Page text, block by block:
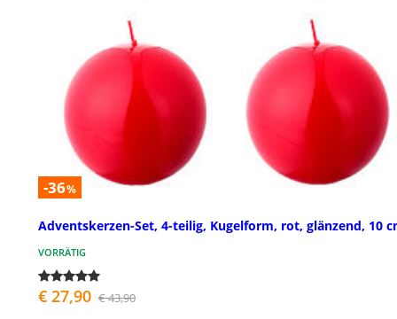
-36%
Adventskerzen-Set, 4-teilig, Kugelform, rot, glänzend, 10
VORRÄTIG
€ 27,90 € 43,90